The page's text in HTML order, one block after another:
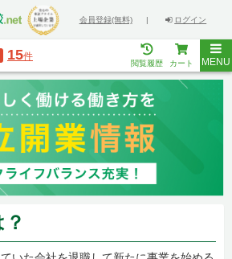
会員登録(無料) | ログイン
15件
閲覧履歴 カート MENU